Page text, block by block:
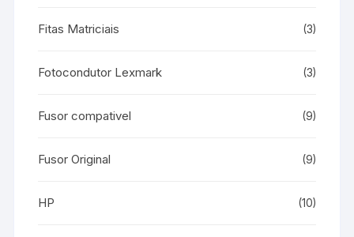
Fitas Matriciais (3)
Fotocondutor Lexmark (3)
Fusor compativel (9)
Fusor Original (9)
HP (10)